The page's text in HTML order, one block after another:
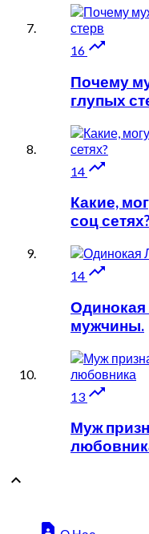
16 
Почему
глупых
14 
Какие,
соц
14 
Одинокая
мужчины.
13 
Муж

contact_page